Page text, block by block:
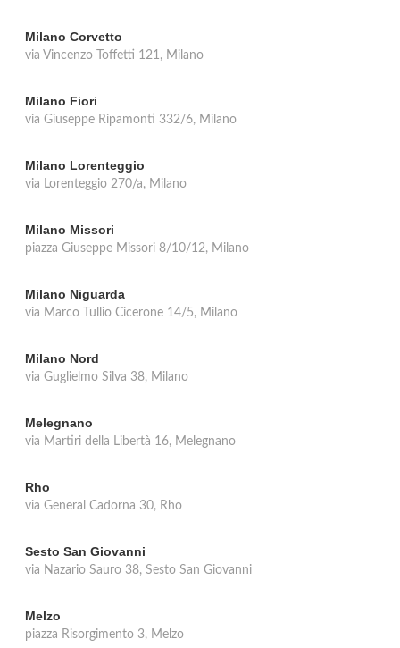
Milano Corvetto
via Vincenzo Toffetti 121, Milano
Milano Fiori
via Giuseppe Ripamonti 332/6, Milano
Milano Lorenteggio
via Lorenteggio 270/a, Milano
Milano Missori
piazza Giuseppe Missori 8/10/12, Milano
Milano Niguarda
via Marco Tullio Cicerone 14/5, Milano
Milano Nord
via Guglielmo Silva 38, Milano
Melegnano
via Martiri della Libertà 16, Melegnano
Rho
via General Cadorna 30, Rho
Sesto San Giovanni
via Nazario Sauro 38, Sesto San Giovanni
Melzo
piazza Risorgimento 3, Melzo